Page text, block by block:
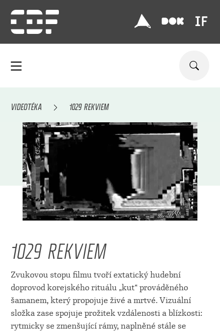
VIDEOTÉKA 1029 REKVIEM
1029 REKVIEM
Zvukovou stopu filmu tvoří extatický hudební
doprovod korejského rituálu „kut“ prováděného
šamanem, který propojuje živé a mrtvé. Vizuální
složka zase spojuje prožitek vzdálenosti a blízkosti:
rytmicky se zmenšující rámy, naplněné stále se